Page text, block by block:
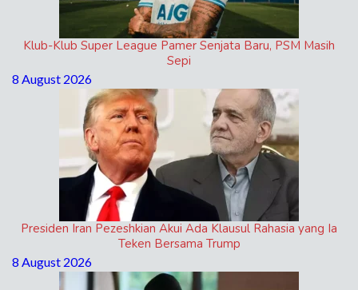
Klub-Klub Super League Pamer Senjata Baru, PSM Masih
Sepi
8 August 2026
Presiden Iran Pezeshkian Akui Ada Klausul Rahasia yang Ia
Teken Bersama Trump
8 August 2026